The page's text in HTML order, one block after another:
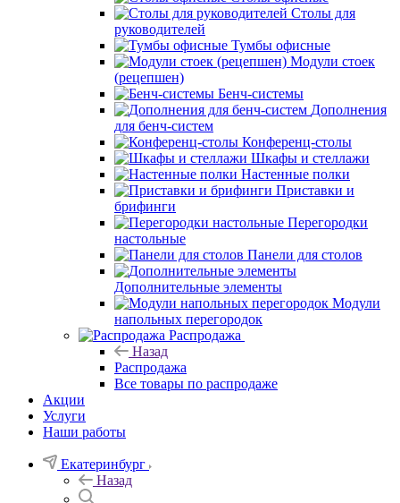
Столы для
руководителей
Тумбы офисные
Модули стоек
(рецепшен)
Бенч-системы
Дополнения
для бенч-систем
Конференц-столы
Шкафы и стеллажи
Настенные полки
Приставки и
брифинги
Перегородки
настольные
Панели для столов
Дополнительные элементы
Модули
напольных перегородок
Распродажа
Назад
Распродажа
Все товары по распродаже
Акции
Услуги
Наши работы
Екатеринбург
Назад